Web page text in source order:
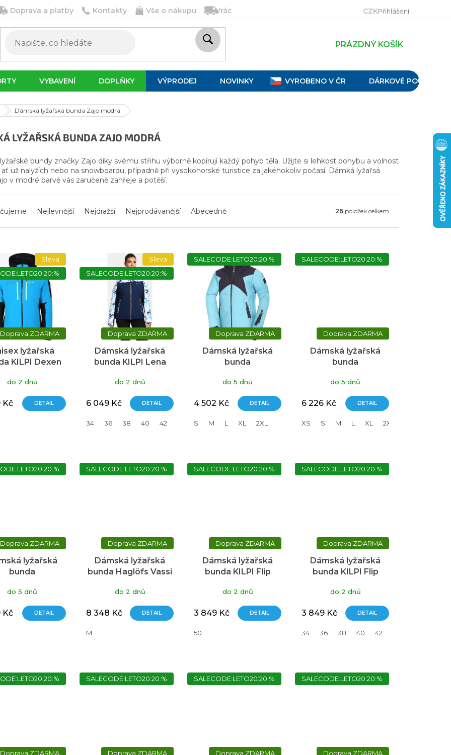
Doprava a platby Kontakty Vše o nákupu Vrácení, výměna a reklamace Velikostní tabulky
CZKPřihlášení
PRÁZDNÝ KOŠÍK
VYBAVENÍ DOPLŇKY VÝPRODEJ NOVINKY VYROBENO V ČR DÁRKOVÉ POUKAZY
Dámská lyžařská bunda Zajo modrá
LYŽAŘSKÁ BUNDA ZAJO MODRÁ
bundy značky Zajo díky svému střihu výborně kopírují každý pohyb těla. Užijte si lehkost pohybu a volnost
ať už nalyžích nebo na snowboardu, případně při vysokohorské turistice za jakéhokoliv počasí. Dámká lyžařsá
v modré barvě vás zaručeně zahřeje a potěší.
Nejlevnější Nejdražší Nejprodávanější Abecedně 26 položek celkem
Sleva
ZDARMA
lyžařská
KILPI Dexen
do 2 dnů
Kč DETAIL
Sleva
SALECODE:LETO20:20:%
ZDARMA
Dámská lyžařská
bunda KILPI Lena
do 2 dnů
6 049 Kč DETAIL
34 36 38 40 42
SALECODE:LETO20:20:%
ZDARMA
Dámská lyžařská
bunda
Ashtyn modrá
do 5 dnů
4 502 Kč DETAIL
S M L XL 2XL
SALECODE:LETO20:20:%
ZDARMA
Dámská lyžařská
bunda
Abigayle modrá
do 5 dnů
6 226 Kč DETAIL
XS S M L XL 2XL
ZDARMA
lyžařská
bunda
modrá
do 5 dnů
Kč DETAIL
SALECODE:LETO20:20:%
ZDARMA
Dámská lyžařská
bunda Haglöfs Vassi
do 2 dnů
8 348 Kč DETAIL
M
SALECODE:LETO20:20:%
ZDARMA
Dámská lyžařská
bunda KILPI Flip
do 2 dnů
3 849 Kč DETAIL
50
SALECODE:LETO20:20:%
ZDARMA
Dámská lyžařská
bunda KILPI Flip
do 2 dnů
3 849 Kč DETAIL
34 36 38 40 42
ZDARMA
SALECODE:LETO20:20:%
ZDARMA
SALECODE:LETO20:20:%
ZDARMA
SALECODE:LETO20:20:%
ZDARMA